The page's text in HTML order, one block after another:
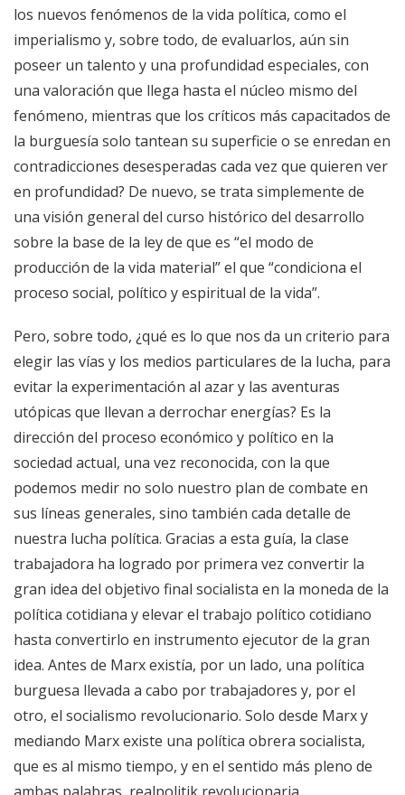
los nuevos fenómenos de la vida política, como el
imperialismo y, sobre todo, de evaluarlos, aún sin
poseer un talento y una profundidad especiales, con
una valoración que llega hasta el núcleo mismo del
fenómeno, mientras que los críticos más capacitados de
la burguesía solo tantean su superficie o se enredan en
contradicciones desesperadas cada vez que quieren ver
en profundidad? De nuevo, se trata simplemente de
una visión general del curso histórico del desarrollo
sobre la base de la ley de que es “el modo de
producción de la vida material” el que “condiciona el
proceso social, político y espiritual de la vida”.
Pero, sobre todo, ¿qué es lo que nos da un criterio para
elegir las vías y los medios particulares de la lucha, para
evitar la experimentación al azar y las aventuras
utópicas que llevan a derrochar energías? Es la
dirección del proceso económico y político en la
sociedad actual, una vez reconocida, con la que
podemos medir no solo nuestro plan de combate en
sus líneas generales, sino también cada detalle de
nuestra lucha política. Gracias a esta guía, la clase
trabajadora ha logrado por primera vez convertir la
gran idea del objetivo final socialista en la moneda de la
política cotidiana y elevar el trabajo político cotidiano
hasta convertirlo en instrumento ejecutor de la gran
idea. Antes de Marx existía, por un lado, una política
burguesa llevada a cabo por trabajadores y, por el
otro, el socialismo revolucionario. Solo desde Marx y
mediando Marx existe una política obrera socialista,
que es al mismo tiempo, y en el sentido más pleno de
ambas palabras, realpolitik revolucionaria.